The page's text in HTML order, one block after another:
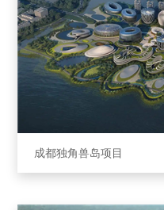
成都独⻆兽岛项⽬